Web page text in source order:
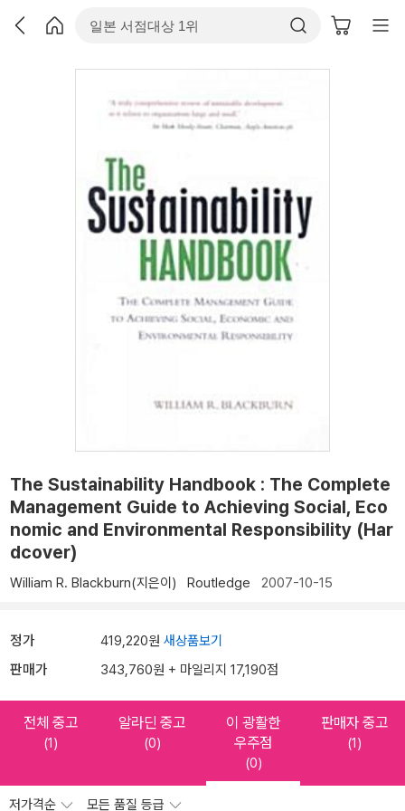
The Sustainability Handbook : The Complete
Management Guide to Achieving Social, Eco
nomic and Environmental Responsibility (Har
dcover)
William R. Blackburn(지은이) Routledge 2007-10-15
정가 419,220원 새상품보기
판매가 343,760원 + 마일리지 17,190점
전체 중고
(1)
알라딘 중고
(0)
이 광활한
우주점
(0)
판매자 중고
(1)
저가격순 모든 품질 등급